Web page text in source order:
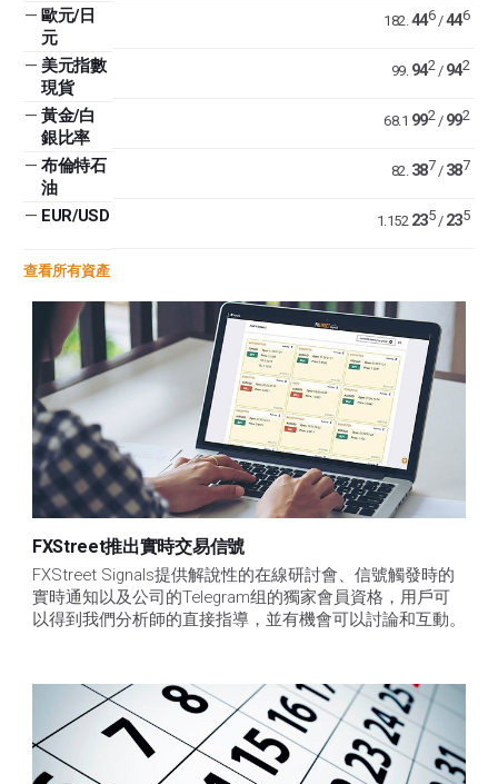
— 歐元/日
元
182. 446/446
— 美元指數
現貨
99. 942/ 942
— 黃金/白
銀比率
68.1 992/ 992
— 布倫特石
油
82. 387 / 387
— EUR/USD 1.152 235/ 235
查看所有資產
FXStreet推出實時交易信號
FXStreet Signals提供解說性的在線研討會、信號觸發時的
實時通知以及公司的Telegram组的獨家會員資格，用戶可
以得到我們分析師的直接指導，並有機會可以討論和互動。